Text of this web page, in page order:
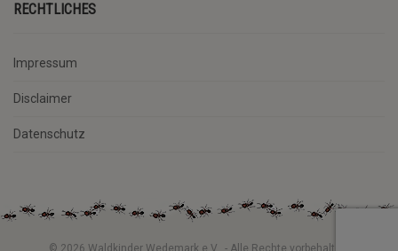
RECHTLICHES
Impressum
Disclaimer
Datenschutz